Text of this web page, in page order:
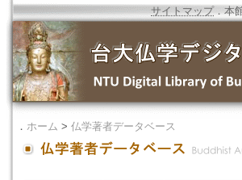
サイトマップ．本
． ホーム > 仏学著者データベース